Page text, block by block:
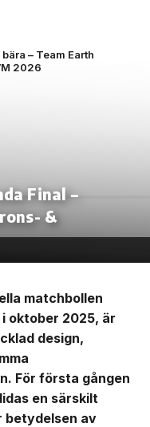
– Team Earth
2026
Final –
&
matchbollen
i oktober 2025, är
design,
För första gången
en särskilt
betydelsen av